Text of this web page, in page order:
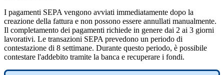
I pagamenti SEPA vengono avviati immediatamente dopo la
creazione della fattura e non possono essere annullati manualmente.
Il completamento dei pagamenti richiede in genere dai 2 ai 3 giorni
lavorativi. Le transazioni SEPA prevedono un periodo di
contestazione di 8 settimane. Durante questo periodo, è possibile
contestare l'addebito tramite la banca e recuperare i fondi.